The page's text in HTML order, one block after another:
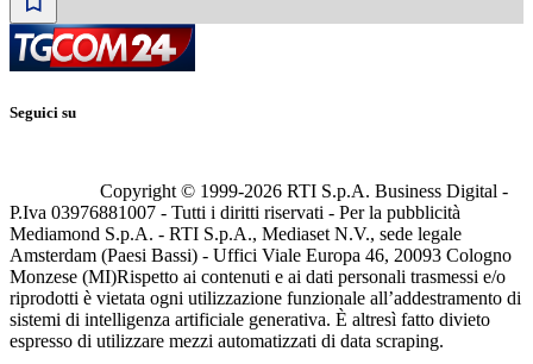
Seguici su
Copyright © 1999-2026 RTI S.p.A. Business Digital -
P.Iva 03976881007 - Tutti i diritti riservati - Per la pubblicità
Mediamond S.p.A. - RTI S.p.A., Mediaset N.V., sede legale
Amsterdam (Paesi Bassi) - Uffici Viale Europa 46, 20093 Cologno
Monzese (MI)Rispetto ai contenuti e ai dati personali trasmessi e/o
riprodotti è vietata ogni utilizzazione funzionale all’addestramento di
sistemi di intelligenza artificiale generativa. È altresì fatto divieto
espresso di utilizzare mezzi automatizzati di data scraping.